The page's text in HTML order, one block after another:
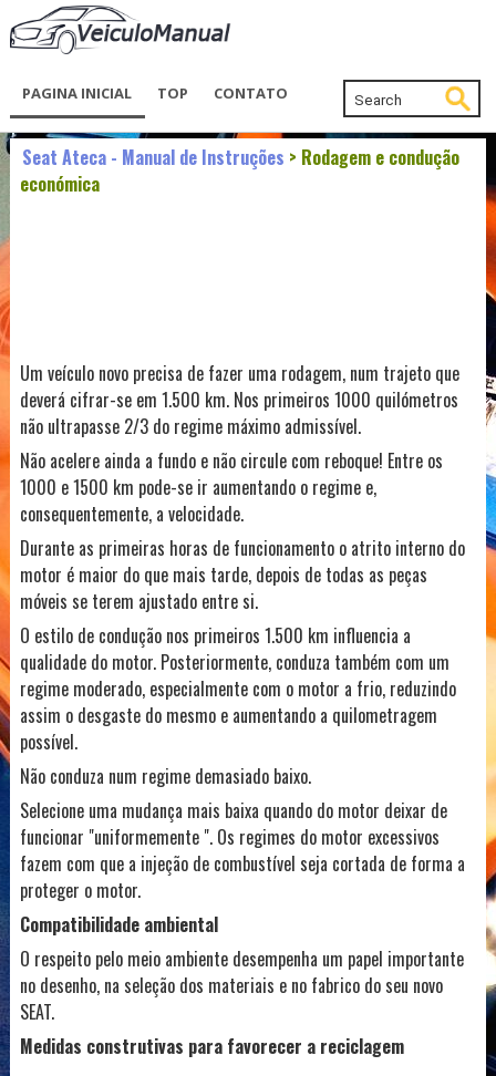
PAGINA INICIAL TOP CONTATO
Seat Ateca - Manual de Instruções > Rodagem e condução
económica
Um veículo novo precisa de fazer uma rodagem, num trajeto que
deverá cifrar-se em 1.500 km. Nos primeiros 1000 quilómetros
não ultrapasse 2/3 do regime máximo admissível.
Não acelere ainda a fundo e não circule com reboque! Entre os
1000 e 1500 km pode-se ir aumentando o regime e,
consequentemente, a velocidade.
Durante as primeiras horas de funcionamento o atrito interno do
motor é maior do que mais tarde, depois de todas as peças
móveis se terem ajustado entre si.
O estilo de condução nos primeiros 1.500 km influencia a
qualidade do motor. Posteriormente, conduza também com um
regime moderado, especialmente com o motor a frio, reduzindo
assim o desgaste do mesmo e aumentando a quilometragem
possível.
Não conduza num regime demasiado baixo.
Selecione uma mudança mais baixa quando do motor deixar de
funcionar "uniformemente ". Os regimes do motor excessivos
fazem com que a injeção de combustível seja cortada de forma a
proteger o motor.
Compatibilidade ambiental
O respeito pelo meio ambiente desempenha um papel importante
no desenho, na seleção dos materiais e no fabrico do seu novo
SEAT.
Medidas construtivas para favorecer a reciclagem